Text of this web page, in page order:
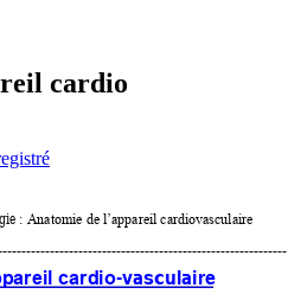
cardio
: Anatomie de l’appareil cardiovasculaire
-----
pareil cardio-vasculaire